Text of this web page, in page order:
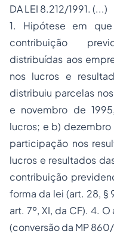
DA LEI 8.212/1991. (...)
1. Hipótese em
contribuição
distribuídas aos
nos lucros e
distribuiu parcelas
e novembro de
lucros; e b)
participação nos
lucros e resultados
contribuição
forma da lei (art. 28, §
art. 7º, XI, da CF). 4.
(conversão da MP